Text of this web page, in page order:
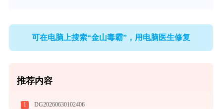
可在电脑上搜索“金山毒霸”，用电脑医生修复
推荐内容
1 DG20260630102406